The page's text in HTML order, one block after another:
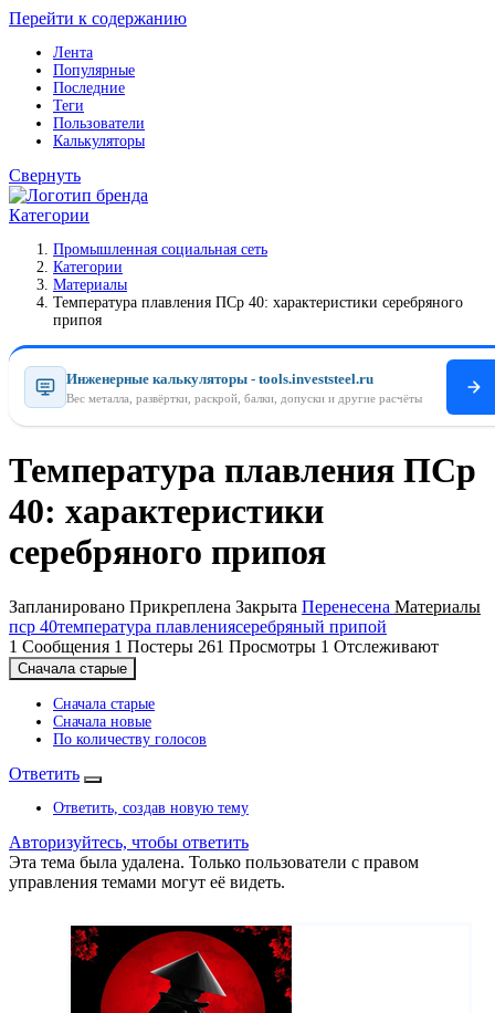
Перейти к содержанию
Лента
Популярные
Последние
Теги
Пользователи
Калькуляторы
Свернуть
Категории
Промышленная социальная сеть
Категории
Материалы
Температура плавления ПСр 40: характеристики серебряного
припоя
Инженерные калькуляторы - tools.investsteel.ru
Вес металла, развёртки, раскрой, балки, допуски и другие расчёты
Температура плавления ПСр
40: характеристики
серебряного припоя
Запланировано Прикреплена Закрыта Перенесена Материалы
пср 40температура плавлениясеребряный припой
1 Сообщения 1 Постеры 261 Просмотры 1 Отслеживают
Сначала старые
Сначала старые
Сначала новые
По количеству голосов
Ответить
Ответить, создав новую тему
Авторизуйтесь, чтобы ответить
Эта тема была удалена. Только пользователи с правом
управления темами могут её видеть.